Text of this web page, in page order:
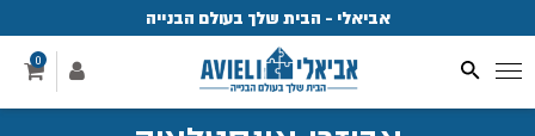
אביאלי - הבית שלך בעולם הבנייה
0